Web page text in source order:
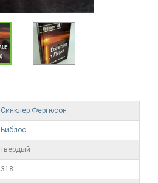
Синклер Фергюсон
Библос
твердый
318